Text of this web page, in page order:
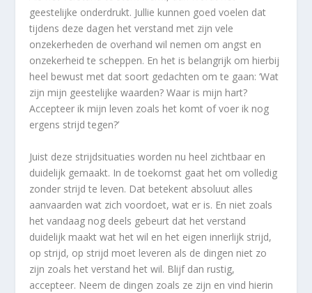
geestelijke onderdrukt. Jullie kunnen goed voelen dat
tijdens deze dagen het verstand met zijn vele
onzekerheden de overhand wil nemen om angst en
onzekerheid te scheppen. En het is belangrijk om hierbij
heel bewust met dat soort gedachten om te gaan: ‘Wat
zijn mijn geestelijke waarden? Waar is mijn hart?
Accepteer ik mijn leven zoals het komt of voer ik nog
ergens strijd tegen?’
Juist deze strijdsituaties worden nu heel zichtbaar en
duidelijk gemaakt. In de toekomst gaat het om volledig
zonder strijd te leven. Dat betekent absoluut alles
aanvaarden wat zich voordoet, wat er is. En niet zoals
het vandaag nog deels gebeurt dat het verstand
duidelijk maakt wat het wil en het eigen innerlijk strijd,
op strijd, op strijd moet leveren als de dingen niet zo
zijn zoals het verstand het wil. Blijf dan rustig,
accepteer. Neem de dingen zoals ze zijn en vind hierin